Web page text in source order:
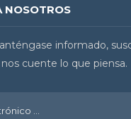
NOSOTROS
informado,
cuente lo que piensa.